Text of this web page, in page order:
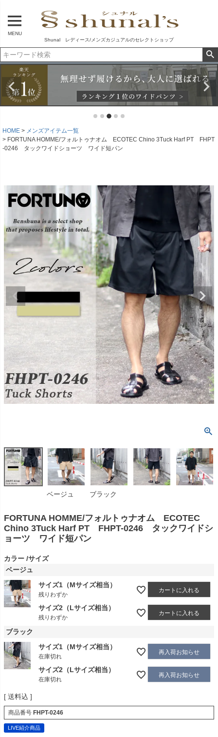
MENU
Shunal レディース/メンズカジュアルのセレクトショップ
HOME
メンズアイテム一覧
FORTUNA HOMME/フォルトゥナオム ECOTEC Chino 3Tuck Harf PT FHPT
-0246 タックワイドショーツ ワイド短パン
ベージュ ブラック
FORTUNA HOMME/フォルトゥナオム ECOTEC
Chino 3Tuck Harf PT FHPT-0246 タックワイドシ
ョーツ ワイド短パン
カラー サイズ
ベージュ
サイズ1（Mサイズ相当）
残りわずか
カートに入れる
サイズ2（Lサイズ相当）
残りわずか
カートに入れる
ブラック
サイズ1（Mサイズ相当）
在庫切れ
再入荷お知らせ
サイズ2（Lサイズ相当）
在庫切れ
再入荷お知らせ
送料込
商品番号 FHPT-0246
LIVE紹介商品